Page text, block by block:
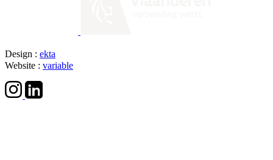
Design : ekta
Website : variable